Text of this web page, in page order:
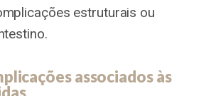
estruturais ou
associados às